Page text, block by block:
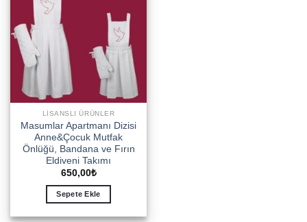
LISANSLI ÜRÜNLER
Masumlar Apartmanı Dizisi
Anne&Çocuk Mutfak
Önlüğü, Bandana ve Fırın
Eldiveni Takımı
650,00₺
Sepete Ekle